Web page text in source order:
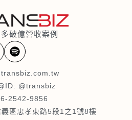
破億營收案例
@transbiz
2542-9856
區忠孝東路5段1之1號8樓